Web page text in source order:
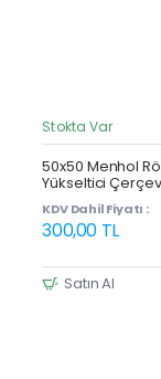
Stokta Var
50x50 Menhol
Yükseltici
KDV Dahil Fiyatı :
300,00 TL
Satın Al